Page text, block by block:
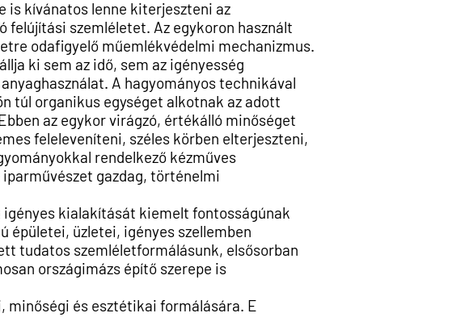
kívánatos lenne kiterjeszteni az
felújítási szemléletet. Az egykoron használt
odafigyelő műemlékvédelmi mechanizmus.
ki sem az idő, sem az igényesség
A hagyományos technikával
túl organikus egységet alkotnak az adott
az egykor virágzó, értékálló minőséget
feleleveníteni, széles körben elterjeszteni,
rendelkező kézműves
gazdag, történelmi
kialakítását kiemelt fontosságúnak
üzletei, igényes szellemben
tudatos szemléletformálásunk, elsősorban
országimázs építő szerepe is
és esztétikai formálására. E